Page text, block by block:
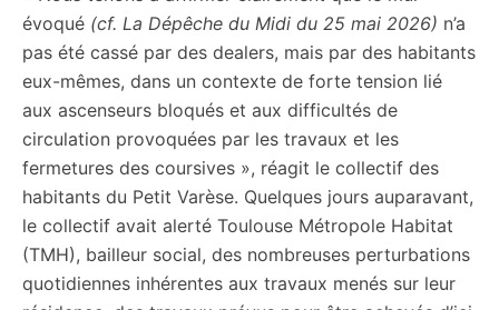
évoqué (cf. La Dépêche du Midi du 25 mai 2026) n’a
pas été cassé par des dealers, mais par des habitants
eux-mêmes, dans un contexte de forte tension lié
aux ascenseurs bloqués et aux difficultés de
circulation provoquées par les travaux et les
fermetures des coursives », réagit le collectif des
habitants du Petit Varèse. Quelques jours auparavant,
le collectif avait alerté Toulouse Métropole Habitat
(TMH), bailleur social, des nombreuses perturbations
quotidiennes inhérentes aux travaux menés sur leur